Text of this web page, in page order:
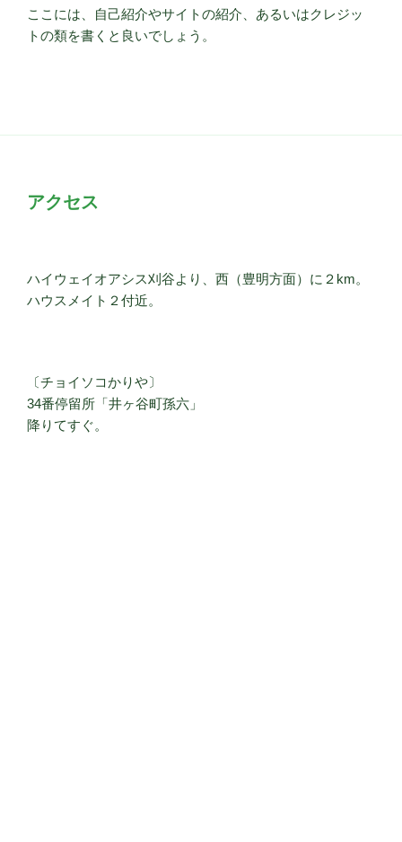
ここには、自己紹介やサイトの紹介、あるいはクレジッ
トの類を書くと良いでしょう。
アクセス
ハイウェイオアシス刈谷より、西（豊明方面）に２km。
ハウスメイト２付近。
〔チョイソコかりや〕
34番停留所「井ヶ谷町孫六」
降りてすぐ。